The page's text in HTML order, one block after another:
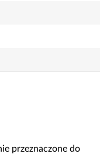
przeznaczone do